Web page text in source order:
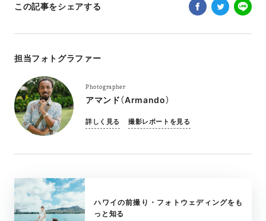
この記事をシェアする
担当フォトグラファー
Photographer
アマンド（Armando）
詳しく見る 撮影レポートを見る
ハワイの前撮り・フォトウェディングをも
っと知る